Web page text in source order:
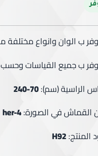
ب الوان وانواع
ب جميع القياسات
الراسية (سم):70-24
0
القماش في الصورة:her-4
المنتج:H92